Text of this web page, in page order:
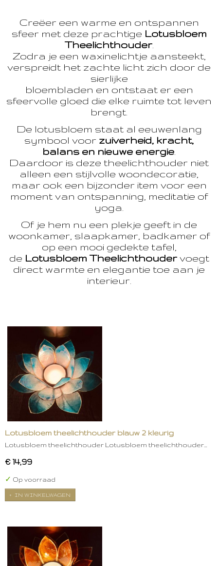
Creëer een warme en ontspannen
sfeer met deze prachtige Lotusbloem
Theelichthouder.
Zodra je een waxinelichtje aansteekt,
verspreidt het zachte licht zich door de
sierlijke
bloembladen en ontstaat er een
sfeervolle gloed die elke ruimte tot leven
brengt.
De lotusbloem staat al eeuwenlang
symbool voor zuiverheid, kracht,
balans en nieuwe energie
Daardoor is deze theelichthouder niet
alleen een stijlvolle woondecoratie,
maar ook een bijzonder item voor een
moment van ontspanning, meditatie of
yoga.
Of je hem nu een plekje geeft in de
woonkamer, slaapkamer, badkamer of
op een mooi gedekte tafel,
de Lotusbloem Theelichthoudervoegt
direct warmte en elegantie toe aan je
interieur.
Lotusbloem theelichthouder blauw 2 kleurig
Lotusbloem theelichthouder Lotusbloem theelichthouder…
€ 14,99
✓ Op voorraad
IN WINKELWAGEN